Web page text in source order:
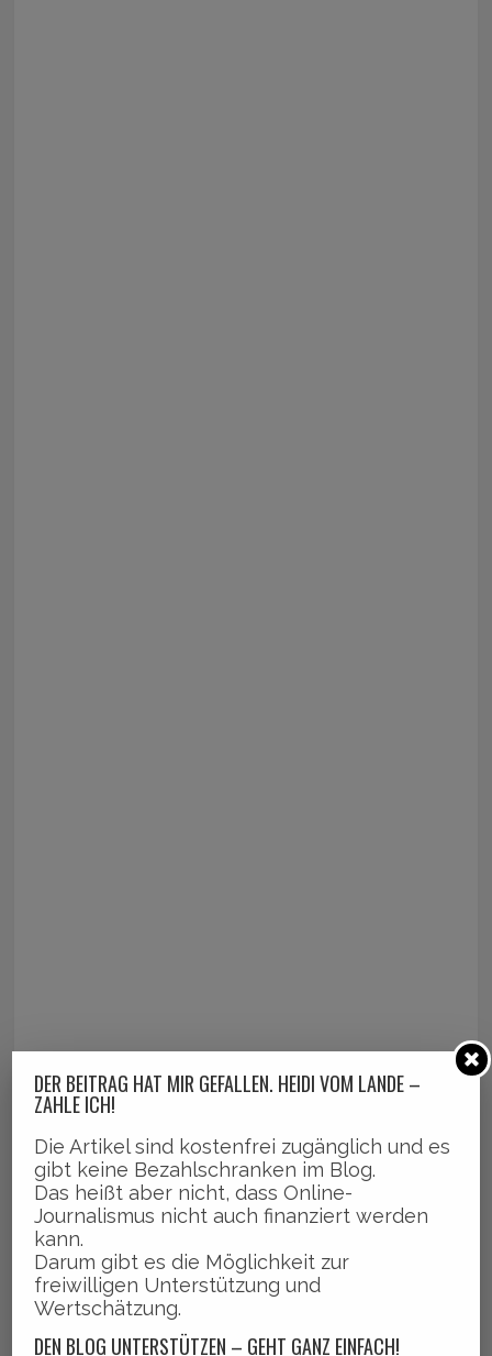
DER BEITRAG HAT MIR GEFALLEN. HEIDI VOM LANDE –
ZAHLE ICH!
Die Artikel sind kostenfrei zugänglich und es
gibt keine Bezahlschranken im Blog.
Das heißt aber nicht, dass Online-
Journalismus nicht auch finanziert werden
kann.
Darum gibt es die Möglichkeit zur
freiwilligen Unterstützung und
Wertschätzung.
DEN BLOG UNTERSTÜTZEN – GEHT GANZ EINFACH!